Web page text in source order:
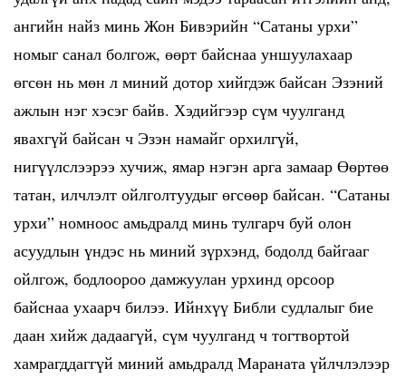
ангийн найз минь Жон Бивэрийн “Сатаны урхи”
номыг санал болгож, өөрт байснаа уншуулахаар
өгсөн нь мөн л миний дотор хийгдэж байсан Эзэний
ажлын нэг хэсэг байв. Хэдийгээр сүм чуулганд
явахгүй байсан ч Эзэн намайг орхилгүй,
нигүүлслээрээ хучиж, ямар нэгэн арга замаар Өөртөө
татан, илчлэлт ойлголтуудыг өгсөөр байсан. “Сатаны
урхи” номноос амьдралд минь тулгарч буй олон
асуудлын үндэс нь миний зүрхэнд, бодолд байгааг
ойлгож, бодлоороо дамжуулан урхинд орсоор
байснаа ухаарч билээ. Ийнхүү Библи судлалыг бие
даан хийж дадаагүй, сүм чуулганд ч тогтвортой
хамрагддаггүй миний амьдралд Мараната үйлчлэлээр